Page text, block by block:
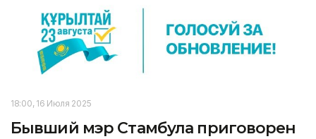
18:00, 16 Июля 2025
Бывший мэр Стамбула приговорен